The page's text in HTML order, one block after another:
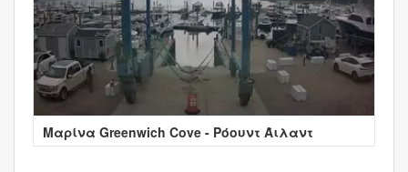
Μαρίνα Greenwich Cove - Ρόουντ Άιλαντ